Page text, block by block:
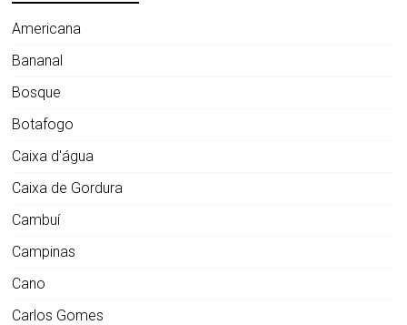
Americana
Bananal
Bosque
Botafogo
Caixa d'água
Caixa de Gordura
Cambuí
Campinas
Cano
Carlos Gomes